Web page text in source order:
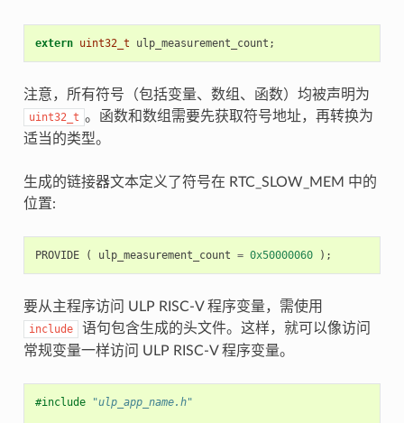
extern uint32_t ulp_measurement_count ;
注意，所有符号（包括变量、数组、函数）均被声明为
uint32_t 。函数和数组需要先获取符号地址，再转换为
适当的类型。
生成的链接器文本定义了符号在 RTC_SLOW_MEM 中的
位置:
PROVIDE ( ulp_measurement_count = 0x50000060 );
要从主程序访问 ULP RISC-V 程序变量，需使用
include
语句包含生成的头文件。这样，就可以像访问
常规变量一样访问 ULP RISC-V 程序变量。
#include "ulp_app_name.h"